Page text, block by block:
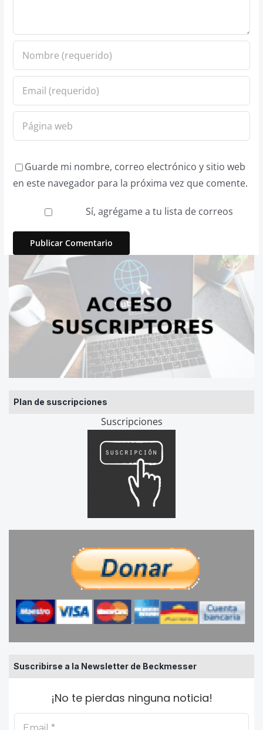
Plan de suscripciones
Suscripciones
Suscribirse a la Newsletter de Beckmesser
¡No te pierdas ninguna noticia!
Guarde mi nombre, correo electrónico y sitio web
en este navegador para la próxima vez que comente.
Sí, agrégame a tu lista de correos